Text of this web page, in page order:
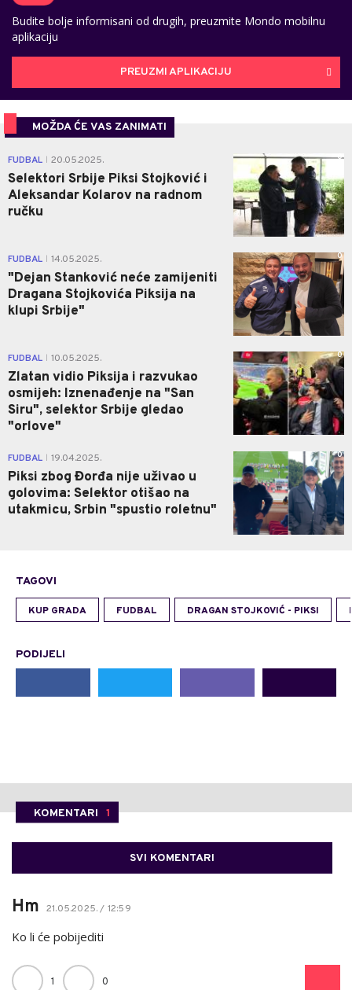
Budite bolje informisani od drugih, preuzmite Mondo mobilnu
aplikaciju
PREUZMI APLIKACIJU
MOŽDA ĆE VAS ZANIMATI
FUDBAL 20.05.2025.
Selektori Srbije Piksi Stojković i
Aleksandar Kolarov na radnom
ručku
0
FUDBAL 14.05.2025.
"Dejan Stanković neće zamijeniti
Dragana Stojkovića Piksija na
klupi Srbije"
0
FUDBAL 10.05.2025.
Zlatan vidio Piksija i razvukao
osmijeh: Iznenađenje na "San
Siru", selektor Srbije gledao
"orlove"
0
FUDBAL 19.04.2025.
Piksi zbog Đorđa nije uživao u
golovima: Selektor otišao na
utakmicu, Srbin "spustio roletnu"
0
TAGOVI
KUP GRADA FUDBAL DRAGAN STOJKOVIĆ - PIKSI
PODIJELI
KOMENTARI 1
SVI KOMENTARI
Hm 21.05.2025. / 12:59
Ko li će pobijediti
1 0